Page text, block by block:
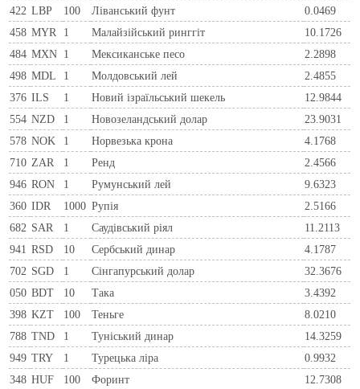
422 LBP 100 Ліванський фунт
0.0469
458 MYR 1 Малайзійський ринггіт
10.1726
484 MXN 1 Мексиканське песо
2.2898
498 MDL 1 Молдовський лей
2.4855
376 ILS 1 Новий ізраїльський шекель
12.9844
554 NZD 1 Новозеландський долар
23.9031
578 NOK 1 Норвезька крона
4.1768
710 ZAR 1 Ренд
2.4566
946 RON 1 Румунський лей
9.6323
360 IDR 1000 Рупія
2.5166
682 SAR 1 Саудівський ріял
11.2113
941 RSD 10 Сербський динар
4.1787
702 SGD 1 Сінгапурський долар
32.3676
050 BDT 10 Така
3.4392
398 KZT 100 Теньге
8.0210
788 TND 1 Туніський динар
14.3259
949 TRY 1 Турецька ліра
0.9932
348 HUF 100 Форинт 12.7308